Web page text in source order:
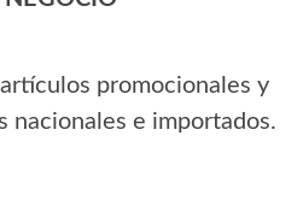
promocionales y
nacionales e importados.